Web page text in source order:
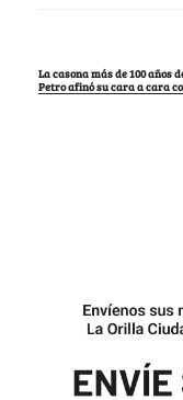
La casona más de 100 años
Petro afinó su cara a cara